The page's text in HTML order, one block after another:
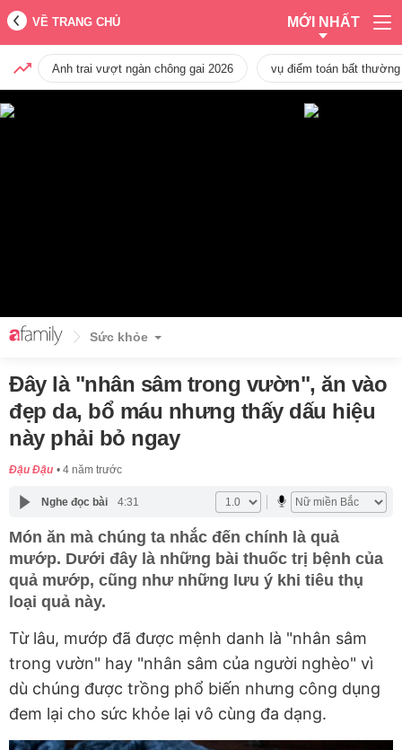
VỀ TRANG CHỦ MỚI NHẤT
Anh trai vượt ngàn chông gai 2026 vụ điểm toán bất
Sức khỏe
Đây là "nhân sâm trong vườn", ăn vào
đẹp da, bổ máu nhưng thấy dấu hiệu
này phải bỏ ngay
Đậu Đậu 4 năm trước
Nghe đọc bài 4:31
Món ăn mà chúng ta nhắc đến chính là quả
mướp. Dưới đây là những bài thuốc trị bệnh của
quả mướp, cũng như những lưu ý khi tiêu thụ
loại quả này.
Từ lâu, mướp đã được mệnh danh là "nhân sâm
trong vườn" hay "nhân sâm của người nghèo" vì
dù chúng được trồng phổ biến nhưng công dụng
đem lại cho sức khỏe lại vô cùng đa dạng.